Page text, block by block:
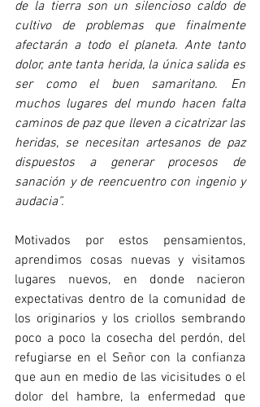
de la tierra son un silencioso caldo de
cultivo de problemas que finalmente
afectarán a todo el planeta. Ante tanto
dolor, ante tanta herida, la única salida es
ser como el buen samaritano. En
muchos lugares del mundo hacen falta
caminos de paz que lleven a cicatrizar las
heridas, se necesitan artesanos de paz
dispuestos a generar procesos de
sanación y de reencuentro con ingenio y
audacia”.
Motivados por estos pensamientos,
aprendimos cosas nuevas y visitamos
lugares nuevos, en donde nacieron
expectativas dentro de la comunidad de
los originarios y los criollos sembrando
poco a poco la cosecha del perdón, del
refugiarse en el Señor con la confianza
que aun en medio de las vicisitudes o el
dolor del hambre, la enfermedad que